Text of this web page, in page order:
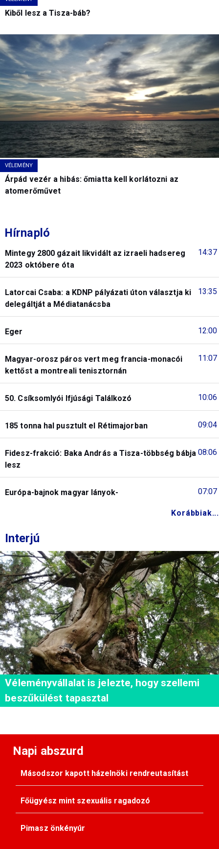
Kiből lesz a Tisza-báb?
VÉLEMÉNY
Árpád vezér a hibás: őmiatta kell korlátozni az
atomerőművet
Hírnapló
14:37
Mintegy 2800 gázait likvidált az izraeli hadsereg
2023 októbere óta
13:35
Latorcai Csaba: a KDNP pályázati úton választja ki
delegáltját a Médiatanácsba
12:00
Eger
11:07
Magyar-orosz páros vert meg francia-monacói
kettőst a montreali tenisztornán
10:06
50. Csíksomlyói Ifjúsági Találkozó
09:04
185 tonna hal pusztult el Rétimajorban
08:06
Fidesz-frakció: Baka András a Tisza-többség bábja
lesz
07:07
Európa-bajnok magyar lányok-
Korábbiak...
Interjú
Véleményvállalat is jelezte, hogy szellemi
beszűkülést tapasztal
Napi abszurd
Másodszor kapott házelnöki rendreutasítást
Főügyész mint szexuális ragadozó
Pimasz önkényúr